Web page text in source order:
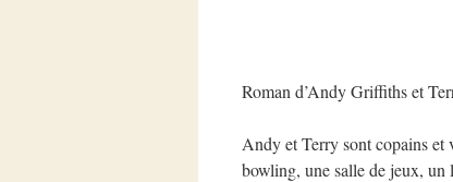
Roman d’Andy Griffiths et
Andy et Terry sont copains et
bowling, une salle de jeux, un